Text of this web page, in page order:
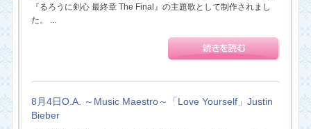
『るろうに剣心 最終章 The Final』の主題歌として制作されまし
た。 ...
8月4日O.A. ～Music Maestro～「Love Yourself」Justin
Bieber